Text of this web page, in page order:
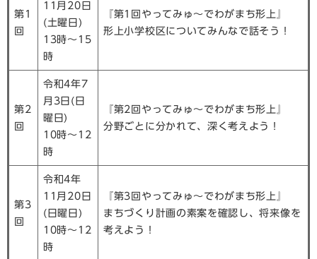
第1
回
11月20日
(土曜日)
13時～15
時
『第1回やってみゅ～でわがまち形上』
形上小学校区についてみんなで話そう！
第2
回
令和4年7
月3日(日
曜日)
10時～12
時
『第2回やってみゅ～でわがまち形上』
分野ごとに分かれて、深く考えよう！
第3
回
令和4年
11月20日
(日曜日)
10時～12
時
『第3回やってみゅ～でわがまち形上』
まちづくり計画の素案を確認し、将来像を
考えよう！